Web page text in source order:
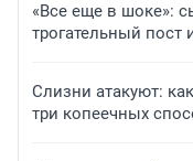
«Все еще в шоке»:
трогательный пост
Слизни атакуют:
три копеечных